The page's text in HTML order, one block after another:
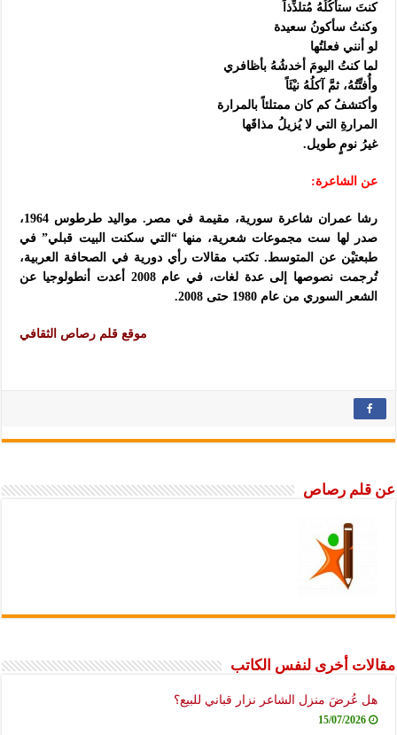
كنتَ ستأكُلُهُ مُتلذِّذاً
وكنتُ سأكونُ سعيدة
لو أنني فعلتُها
لما كنتُ اليومَ أخدشُهُ بأظافري
وأُفتِّتُهُ، ثمَّ آكلُهُ نيْئَاً
وأكتشفُ كم كان ممتلئاً بالمرارة
المرارةِ التي لا يُزيلُ مذاقَها
غيرُ نومٍ طويل.
عن الشاعرة:
رشا عمران شاعرة سورية، مقيمة في مصر. مواليد طرطوس 1964،
صدر لها ست مجموعات شعرية، منها “التي سكنت البيت قبلي” في
طبعتيْن عن المتوسط. تكتب مقالات رأي دورية في الصحافة العربية،
تُرجمت نصوصها إلى عدة لغات، في عام 2008 أعدت أنطولوجيا عن
الشعر السوري من عام 1980 حتى 2008.
موقع قلم رصاص الثقافي
عن قلم رصاص
مقالات أخرى لنفس الكاتب
هل عُرضَ منزل الشاعر نزار قباني للبيع؟
15/07/2026